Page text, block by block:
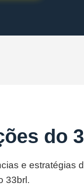
do
e estratégias
33brl.